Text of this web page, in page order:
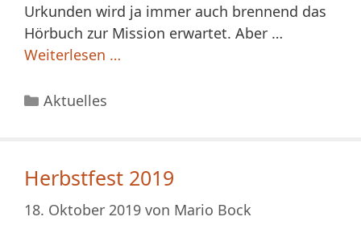
Urkunden wird ja immer auch brennend das
Hörbuch zur Mission erwartet. Aber …
Weiterlesen …
Kategorien
Aktuelles
Herbstfest 2019
18. Oktober 2019 von Mario Bock